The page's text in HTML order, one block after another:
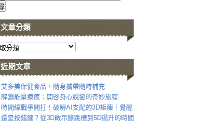
文章分類
近期文章
艾多美保健食品，隨身攜帶隨時補充
解鎖能量療癒：開啓身心蛻變的奇妙旅程
時間線戰爭開打！破解AI支配的3D矩陣｜覺醒
還是按錯鍵？從3D啟示錄跳槽到5D揚升的時間